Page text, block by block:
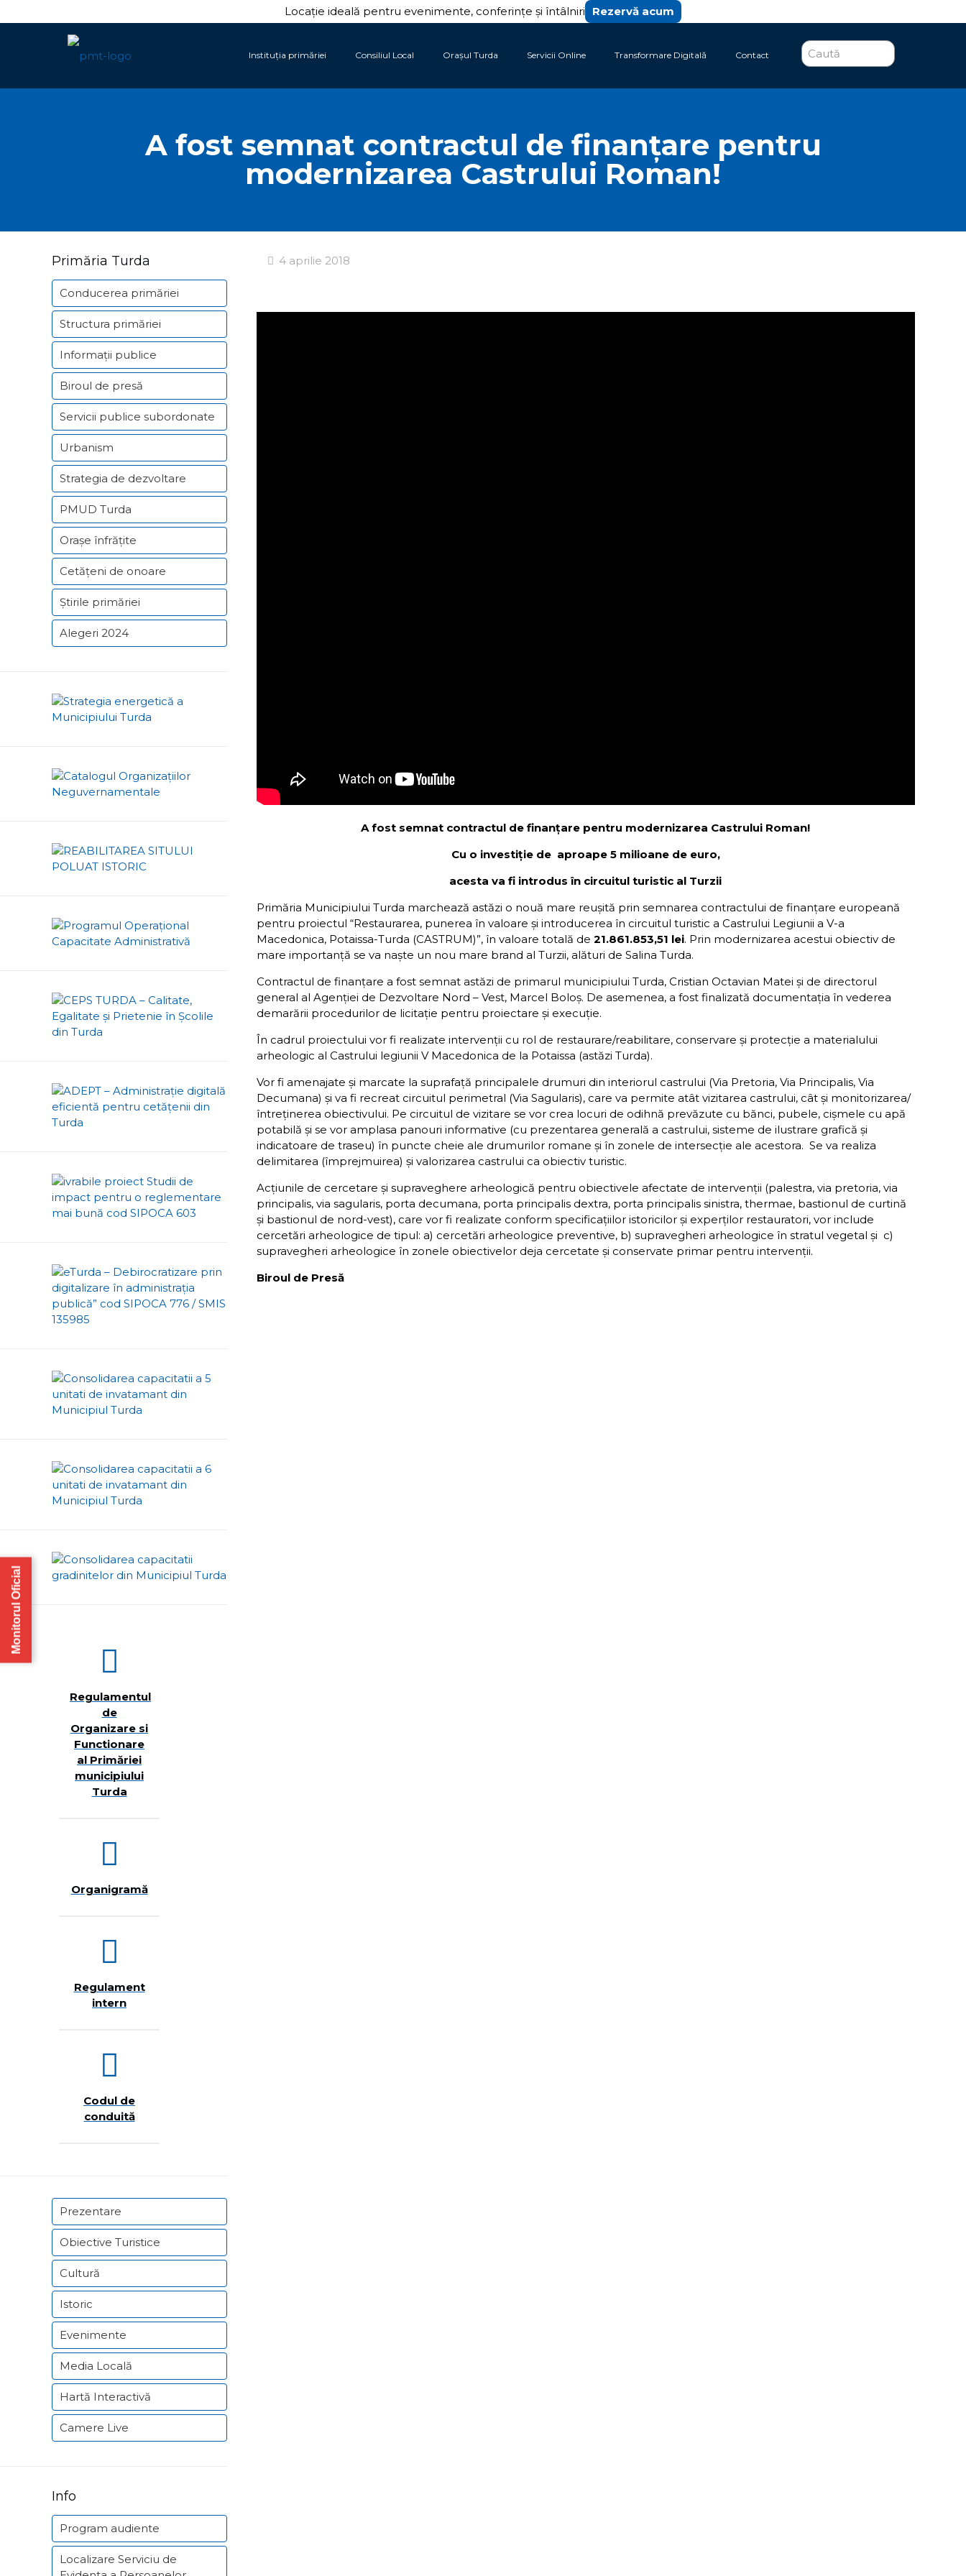
Locație ideală pentru evenimente, conferințe și întâlniri Rezervă acum
Instituția primăriei Consiliul Local Orașul Turda Servicii Online Transformare Digitală Contact
A fost semnat contractul de finanțare pentru
modernizarea Castrului Roman!
4 aprilie 2018
A fost semnat contractul de finanțare pentru modernizarea Castrului Roman!
Cu o investiție de aproape 5 milioane de euro,
acesta va fi introdus în circuitul turistic al Turzii
Primăria Municipiului Turda marchează astăzi o nouă mare reușită prin semnarea contractului de finanțare europeană
pentru proiectul “Restaurarea, punerea în valoare şi introducerea în circuitul turistic a Castrului Legiunii a V-a
Macedonica, Potaissa-Turda (CASTRUM)”, în valoare totală de 21.861.853,51 lei. Prin modernizarea acestui obiectiv de
mare importanță se va naște un nou mare brand al Turzii, alături de Salina Turda.
Contractul de finanțare a fost semnat astăzi de primarul municipiului Turda, Cristian Octavian Matei și de directorul
general al Agenției de Dezvoltare Nord – Vest, Marcel Boloș. De asemenea, a fost finalizată documentația în vederea
demarării procedurilor de licitație pentru proiectare și execuție.
În cadrul proiectului vor fi realizate intervenţii cu rol de restaurare/reabilitare, conservare şi protecţie a materialului
arheologic al Castrului legiunii V Macedonica de la Potaissa (astăzi Turda).
Vor fi amenajate şi marcate la suprafaţă principalele drumuri din interiorul castrului (Via Pretoria, Via Principalis, Via
Decumana) şi va fi recreat circuitul perimetral (Via Sagularis), care va permite atât vizitarea castrului, cât şi monitorizarea/
întreţinerea obiectivului. Pe circuitul de vizitare se vor crea locuri de odihnă prevăzute cu bănci, pubele, cişmele cu apă
potabilă și se vor amplasa panouri informative (cu prezentarea generală a castrului, sisteme de ilustrare grafică și
indicatoare de traseu) în puncte cheie ale drumurilor romane și în zonele de intersecție ale acestora. Se va realiza
delimitarea (împrejmuirea) şi valorizarea castrului ca obiectiv turistic.
Acţiunile de cercetare şi supraveghere arheologică pentru obiectivele afectate de intervenţii (palestra, via pretoria, via
principalis, via sagularis, porta decumana, porta principalis dextra, porta principalis sinistra, thermae, bastionul de curtină
şi bastionul de nord-vest), care vor fi realizate conform specificaţiilor istoricilor şi experţilor restauratori, vor include
cercetări arheologice de tipul: a) cercetări arheologice preventive, b) supravegheri arheologice în stratul vegetal şi c)
supravegheri arheologice în zonele obiectivelor deja cercetate şi conservate primar pentru intervenţii.
Biroul de Presă
Primăria Turda
Conducerea primăriei
Structura primăriei
Informații publice
Biroul de presă
Servicii publice subordonate
Urbanism
Strategia de dezvoltare
PMUD Turda
Orașe înfrățite
Cetățeni de onoare
Știrile primăriei
Alegeri 2024
Regulamentul
de
Organizare si
Functionare
al Primăriei
municipiului
Turda
Organigramă
Regulament
intern
Codul de
conduită
Prezentare
Obiective Turistice
Cultură
Istoric
Evenimente
Media Locală
Hartă Interactivă
Camere Live
Info
Program audiente
Localizare Serviciu de
Monitorul Oficial